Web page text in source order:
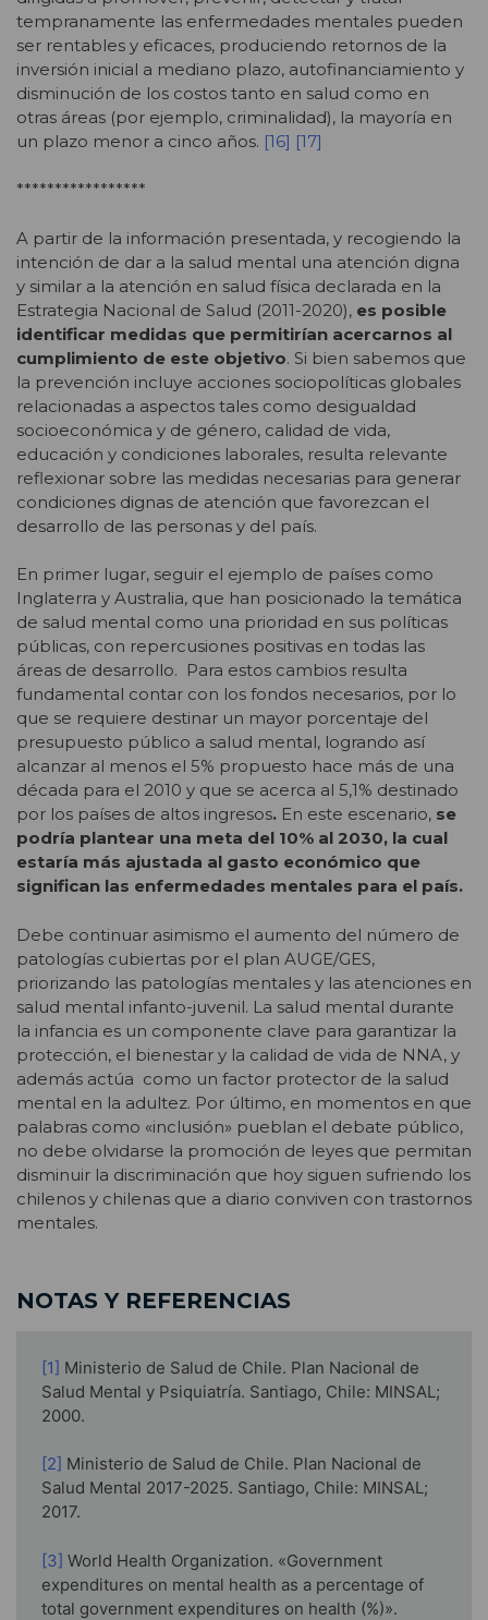
tempranamente las enfermedades mentales pueden
ser rentables y eficaces, produciendo retornos de la
inversión inicial a mediano plazo, autofinanciamiento y
disminución de los costos tanto en salud como en
otras áreas (por ejemplo, criminalidad), la mayoría en
un plazo menor a cinco años. [16] [17]
*****************
A partir de la información presentada, y recogiendo la
intención de dar a la salud mental una atención digna
y similar a la atención en salud física declarada en la
Estrategia Nacional de Salud (2011-2020), es posible
identificar medidas que permitirían acercarnos al
cumplimiento de este objetivo. Si bien sabemos que
la prevención incluye acciones sociopolíticas globales
relacionadas a aspectos tales como desigualdad
socioeconómica y de género, calidad de vida,
educación y condiciones laborales, resulta relevante
reflexionar sobre las medidas necesarias para generar
condiciones dignas de atención que favorezcan el
desarrollo de las personas y del país.
En primer lugar, seguir el ejemplo de países como
Inglaterra y Australia, que han posicionado la temática
de salud mental como una prioridad en sus políticas
públicas, con repercusiones positivas en todas las
áreas de desarrollo. Para estos cambios resulta
fundamental contar con los fondos necesarios, por lo
que se requiere destinar un mayor porcentaje del
presupuesto público a salud mental, logrando así
alcanzar al menos el 5% propuesto hace más de una
década para el 2010 y que se acerca al 5,1% destinado
por los países de altos ingresos. En este escenario, se
podría plantear una meta del 10% al 2030, la cual
estaría más ajustada al gasto económico que
significan las enfermedades mentales para el país.
Debe continuar asimismo el aumento del número de
patologías cubiertas por el plan AUGE/GES,
priorizando las patologías mentales y las atenciones en
salud mental infanto-juvenil. La salud mental durante
la infancia es un componente clave para garantizar la
protección, el bienestar y la calidad de vida de NNA, y
además actúa como un factor protector de la salud
mental en la adultez. Por último, en momentos en que
palabras como «inclusión» pueblan el debate público,
no debe olvidarse la promoción de leyes que permitan
disminuir la discriminación que hoy siguen sufriendo los
chilenos y chilenas que a diario conviven con trastornos
mentales.
NOTAS Y REFERENCIAS
[1] Ministerio de Salud de Chile. Plan Nacional de
Salud Mental y Psiquiatría. Santiago, Chile: MINSAL;
2000.
[2] Ministerio de Salud de Chile. Plan Nacional de
Salud Mental 2017-2025. Santiago, Chile: MINSAL;
2017.
[3] World Health Organization. «Government
expenditures on mental health as a percentage of
total government expenditures on health (%)».